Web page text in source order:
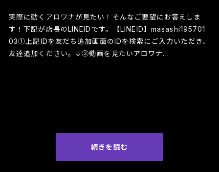
実際に動くアロワナが見たい！そんなご要望にお答えしま
す！下記が店長のLINEIDです。【LINEID】masashi195701
03①上記IDを友だち追加画面のIDを検索にご入力いただき、
友達追加ください。↓②動画を見たいアロワナ...
続きを読む